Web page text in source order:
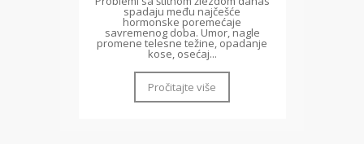
spadaju među najčešće
hormonske poremećaje
savremenog doba. Umor, nagle
promene telesne težine, opadanje
kose, osećaj...
Pročitajte više